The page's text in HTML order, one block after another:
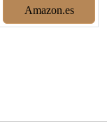
Amazon.es